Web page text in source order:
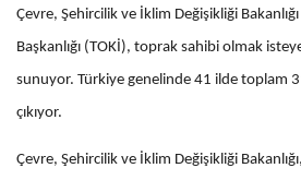
Çevre, Şehircilik ve İklim Değişikliği
Başkanlığı (TOKİ), toprak sahibi olmak
sunuyor. Türkiye genelinde 41 ilde toplam
çıkıyor.
Çevre, Şehircilik ve İklim Değişikliği